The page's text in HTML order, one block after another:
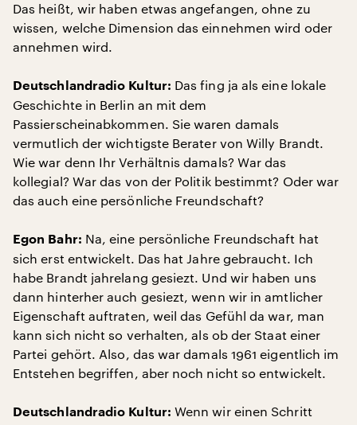
Das heißt, wir haben etwas angefangen, ohne zu
wissen, welche Dimension das einnehmen wird oder
annehmen wird.
Deutschlandradio Kultur: Das fing ja als eine lokale
Geschichte in Berlin an mit dem
Passierscheinabkommen. Sie waren damals
vermutlich der wichtigste Berater von Willy Brandt.
Wie war denn Ihr Verhältnis damals? War das
kollegial? War das von der Politik bestimmt? Oder war
das auch eine persönliche Freundschaft?
Egon Bahr: Na, eine persönliche Freundschaft hat
sich erst entwickelt. Das hat Jahre gebraucht. Ich
habe Brandt jahrelang gesiezt. Und wir haben uns
dann hinterher auch gesiezt, wenn wir in amtlicher
Eigenschaft auftraten, weil das Gefühl da war, man
kann sich nicht so verhalten, als ob der Staat einer
Partei gehört. Also, das war damals 1961 eigentlich im
Entstehen begriffen, aber noch nicht so entwickelt.
Deutschlandradio Kultur: Wenn wir einen Schritt